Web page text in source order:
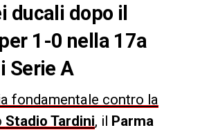
ducali dopo il
1-0 nella 17a
Serie A
fondamentale contro la
Stadio Tardini, il Parma